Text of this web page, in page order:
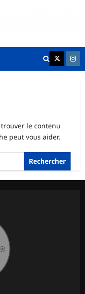
K League
le contenu
peut vous aider.